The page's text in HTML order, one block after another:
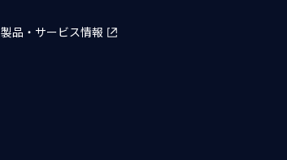
製品・サービス情報